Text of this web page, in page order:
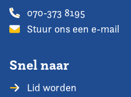
070-373 8195
Stuur ons een e-mail
Snel naar
Lid worden